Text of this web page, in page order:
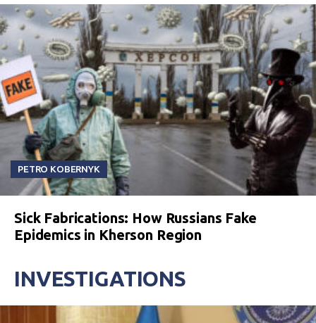
PETRO KOBERNYK
Sick Fabrications: How Russians Fake
Epidemics in Kherson Region
INVESTIGATIONS